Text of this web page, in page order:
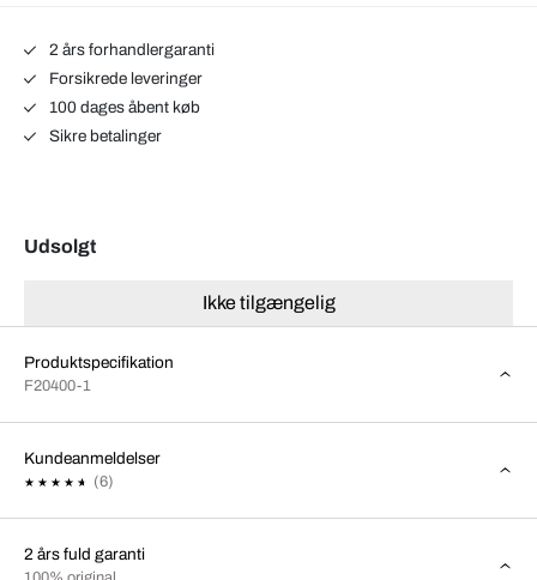
2 års forhandlergaranti
Forsikrede leveringer
100 dages åbent køb
Sikre betalinger
Udsolgt
Ikke tilgængelig
Produktspecifikation
F20400-1
Kundeanmeldelser
(6)
2 års fuld garanti